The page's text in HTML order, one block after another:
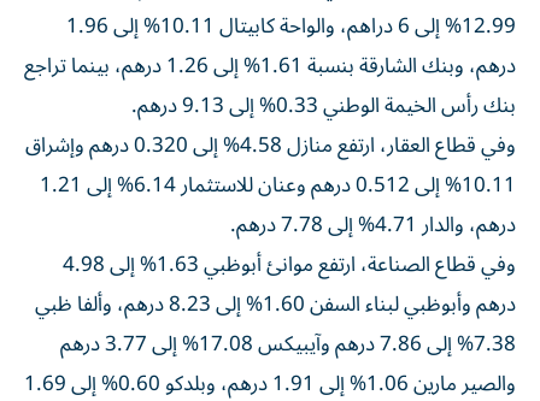
12.99% إلى 6 دراهم، والواحة كابيتال 10.11% إلى 1.96
درهم، وبنك الشارقة بنسبة 1.61% إلى 1.26 درهم، بينما تراجع
بنك رأس الخيمة الوطني 0.33% إلى 9.13 درهم.
وفي قطاع العقار، ارتفع منازل 4.58% إلى 0.320 درهم وإشراق
10.11% إلى 0.512 درهم وعنان للاستثمار 6.14% إلى 1.21
درهم، والدار 4.71% إلى 7.78 درهم.
وفي قطاع الصناعة، ارتفع موانئ أبوظبي 1.63% إلى 4.98
درهم وأبوظبي لبناء السفن 1.60% إلى 8.23 درهم، وألفا ظبي
7.38% إلى 7.86 درهم وآيبيكس 17.08% إلى 3.77 درهم
والصير مارين 1.06% إلى 1.91 درهم، وبلدكو 0.60% إلى 1.69